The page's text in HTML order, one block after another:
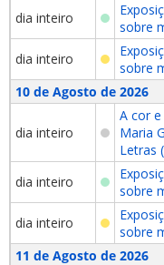
dia inteiro
sobre
dia inteiro
sobre
10 de Agosto de 2026
dia inteiro
A cor
Maria
Letras
dia inteiro
sobre
dia inteiro
sobre
11 de Agosto de 2026